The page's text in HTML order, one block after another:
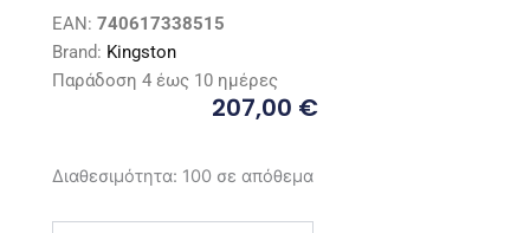
EAN:740617338515
Brand: Kingston
Παράδοση 4 έως 10 ημέρες
207,00 €
Διαθεσιμότητα: 100 σε απόθεμα
Kingston
USB-